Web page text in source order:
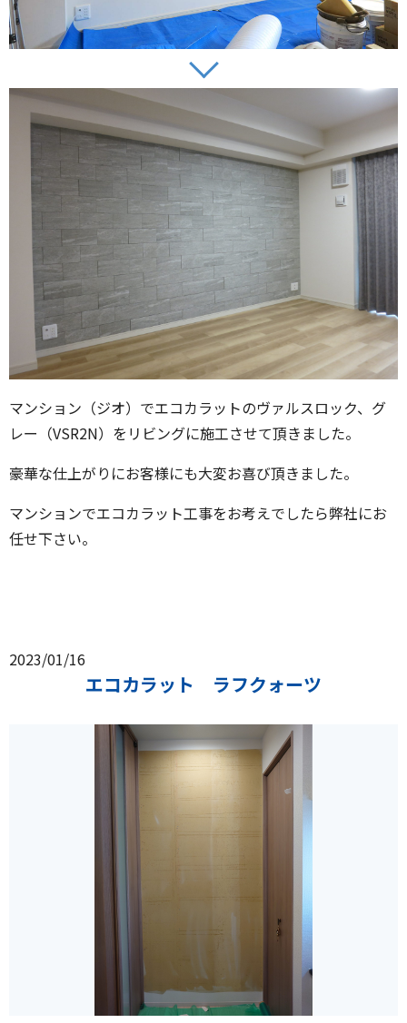
マンション（ジオ）でエコカラットのヴァルスロック、グ
レー（VSR2N）をリビングに施工させて頂きました。
豪華な仕上がりにお客様にも大変お喜び頂きました。
マンションでエコカラット工事をお考えでしたら弊社にお
任せ下さい。
2023/01/16
エコカラット ラフクォーツ